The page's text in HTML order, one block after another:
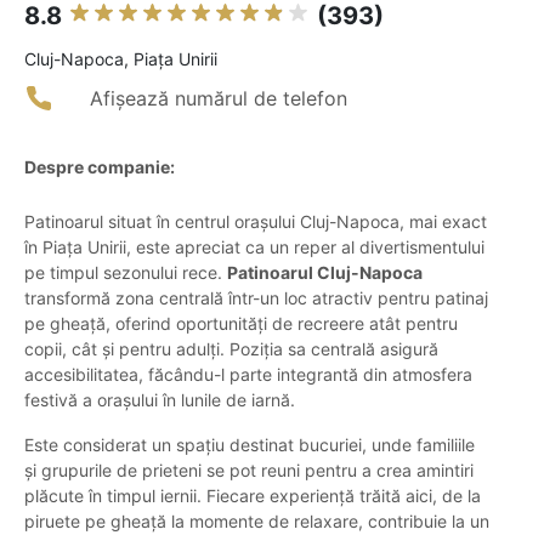
8.8 (393)
Cluj-Napoca, Piața Unirii
Afișează numărul de telefon
Despre companie:
Patinoarul situat în centrul orașului Cluj-Napoca, mai exact
în Piața Unirii, este apreciat ca un reper al divertismentului
pe timpul sezonului rece. Patinoarul Cluj-Napoca
transformă zona centrală într-un loc atractiv pentru patinaj
pe gheață, oferind oportunități de recreere atât pentru
copii, cât și pentru adulți. Poziția sa centrală asigură
accesibilitatea, făcându-l parte integrantă din atmosfera
festivă a orașului în lunile de iarnă.
Este considerat un spațiu destinat bucuriei, unde familiile
și grupurile de prieteni se pot reuni pentru a crea amintiri
plăcute în timpul iernii. Fiecare experiență trăită aici, de la
piruete pe gheață la momente de relaxare, contribuie la un